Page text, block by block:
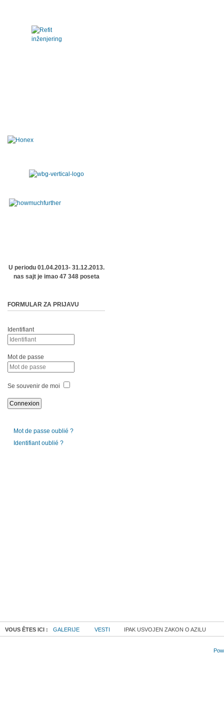
U periodu 01.04.2013- 31.12.2013.
nas sajt je imao 47 348 poseta
FORMULAR ZA PRIJAVU
Identifiant
Mot de passe
Se souvenir de moi
Mot de passe oublié ?
Identifiant oublié ?
VOUS ÊTES ICI : GALERIJE VESTI IPAK USVOJEN ZAKON O AZILU